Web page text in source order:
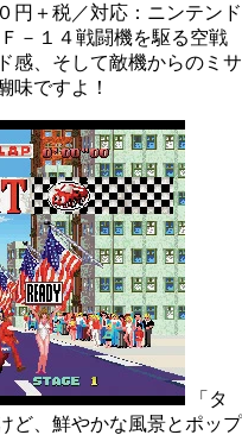
円＋税／対応：ニンテンド
－１４戦闘機を駆る空戦
感、そして敵機からのミサ
味ですよ！
「タ
ど、鮮やかな風景とポップ